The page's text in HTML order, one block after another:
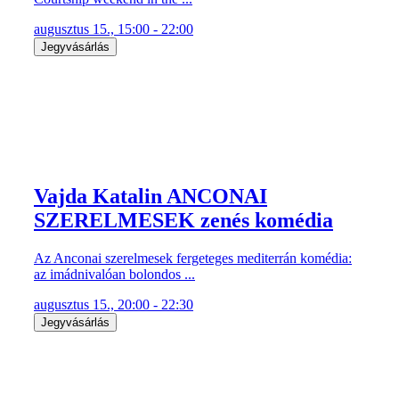
augusztus 15., 15:00 - 22:00
Jegyvásárlás
Vajda Katalin ANCONAI
SZERELMESEK zenés komédia
Az Anconai szerelmesek fergeteges mediterrán komédia:
az imádnivalóan bolondos ...
augusztus 15., 20:00 - 22:30
Jegyvásárlás